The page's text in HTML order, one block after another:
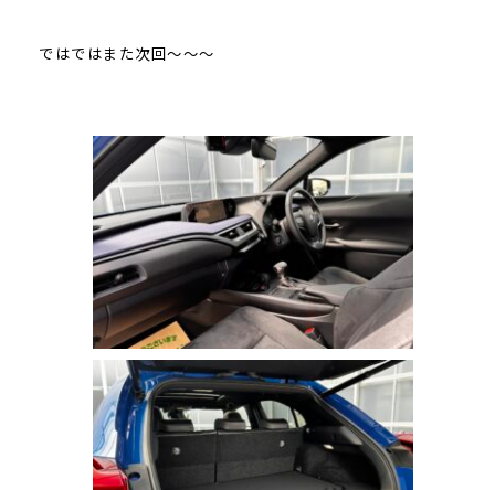
ではではまた次回～～～